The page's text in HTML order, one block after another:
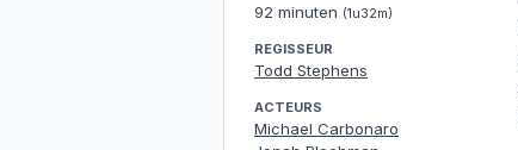
92 minuten (1u32m)
REGISSEUR
Todd Stephens
ACTEURS
Michael Carbonaro